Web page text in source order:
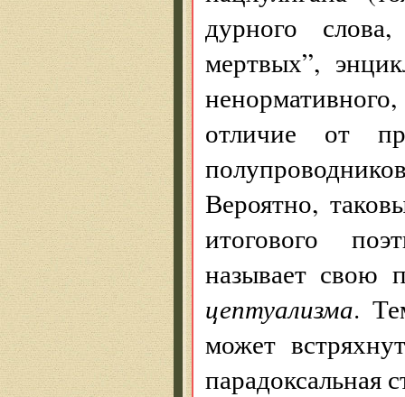
дурного
мертвых”,
отличие от
Вероятно,
итогового
называет свою
цептуализма.
может
парадоксальная